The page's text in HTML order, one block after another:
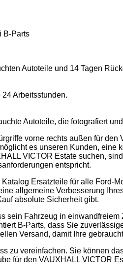
B-Parts
Autoteile und 14 Tagen
Arbeitsstunden.
Autoteile, die fotografiert
vorne rechts außen für
es unseren Kunden,
VICTOR Estate suchen,
entspricht.
Ersatzteile für alle
allgemeine Verbesserung
absolute Sicherheit gibt.
sein Fahrzeug in
B-Parts, dass Sie
Versand, damit Ihre
zu vereinfachen. Sie können
für den VAUXHALL VICTOR